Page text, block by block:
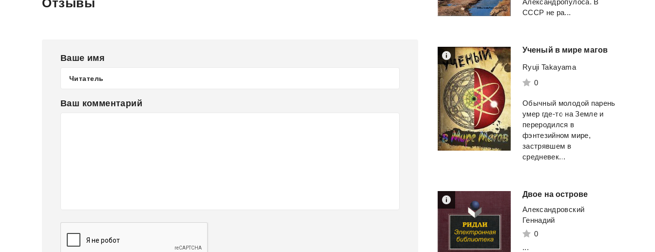
Отзывы
Ваше имя
Ваш комментарий
СССР не ра...
Ученый в мире магов
Ryuji Takayama
0
Обычный молодой парень
умер где-то на Земле и
переродился в
фэнтезийном мире,
застрявшем в
средневек...
Двое на острове
Александровский
Геннадий
0
...